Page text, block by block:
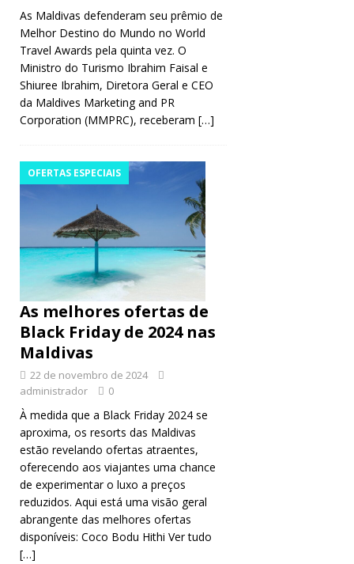
As Maldivas defenderam seu prêmio de
Melhor Destino do Mundo no World
Travel Awards pela quinta vez. O
Ministro do Turismo Ibrahim Faisal e
Shiuree Ibrahim, Diretora Geral e CEO
da Maldives Marketing and PR
Corporation (MMPRC), receberam […]
OFERTAS ESPECIAIS
As melhores ofertas de
Black Friday de 2024 nas
Maldivas
22 de novembro de 2024
administrador
0
À medida que a Black Friday 2024 se
aproxima, os resorts das Maldivas
estão revelando ofertas atraentes,
oferecendo aos viajantes uma chance
de experimentar o luxo a preços
reduzidos. Aqui está uma visão geral
abrangente das melhores ofertas
disponíveis: Coco Bodu Hithi Ver tudo
[…]